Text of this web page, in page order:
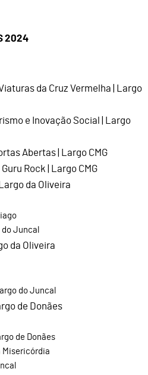
2024
da Cruz Vermelha | Largo
e Inovação Social | Largo
Abertas | Largo CMG
Rock | Largo CMG
da Oliveira
do Juncal
da Oliveira
do Juncal
de Donães
de Donães
Misericórdia